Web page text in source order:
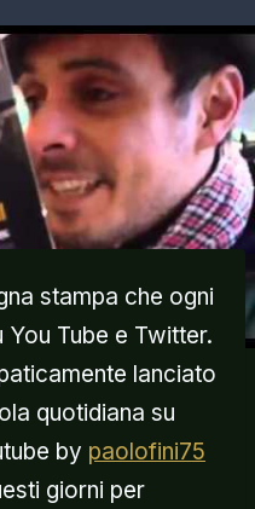
stampa che ogni
Tube e Twitter.
lanciato
quotidiana su
by paolofini75
giorni per